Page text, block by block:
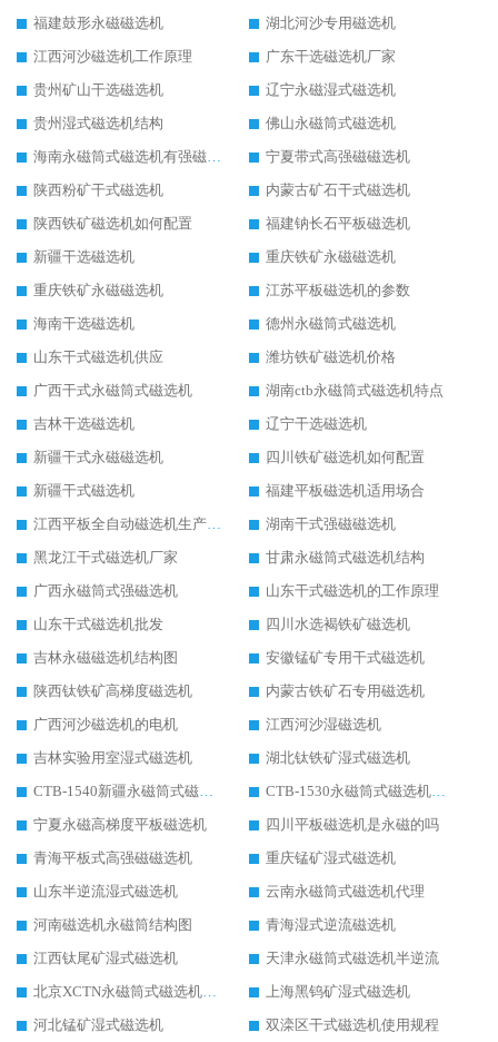
福建鼓形永磁磁选机
湖北河沙专用磁选机
江西河沙磁选机工作原理
广东干选磁选机厂家
贵州矿山干选磁选机
辽宁永磁湿式磁选机
贵州湿式磁选机结构
佛山永磁筒式磁选机
海南永磁筒式磁选机有强磁的吗
宁夏带式高强磁磁选机
陕西粉矿干式磁选机
内蒙古矿石干式磁选机
陕西铁矿磁选机如何配置
福建钠长石平板磁选机
新疆干选磁选机
重庆铁矿永磁磁选机
重庆铁矿永磁磁选机
江苏平板磁选机的参数
海南干选磁选机
德州永磁筒式磁选机
山东干式磁选机供应
潍坊铁矿磁选机价格
广西干式永磁筒式磁选机
湖南ctb永磁筒式磁选机特点
吉林干选磁选机
辽宁干选磁选机
新疆干式永磁磁选机
四川铁矿磁选机如何配置
新疆干式磁选机
福建平板磁选机适用场合
江西平板全自动磁选机生产厂家
湖南干式强磁磁选机
黑龙江干式磁选机厂家
甘肃永磁筒式磁选机结构
广西永磁筒式强磁选机
山东干式磁选机的工作原理
山东干式磁选机批发
四川水选褐铁矿磁选机
吉林永磁磁选机结构图
安徽锰矿专用干式磁选机
陕西钛铁矿高梯度磁选机
内蒙古铁矿石专用磁选机
广西河沙磁选机的电机
江西河沙湿磁选机
吉林实验用室湿式磁选机
湖北钛铁矿湿式磁选机
CTB-1540新疆永磁筒式磁选机
CTB-1530永磁筒式磁选机代理商
宁夏永磁高梯度平板磁选机
四川平板磁选机是永磁的吗
青海平板式高强磁磁选机
重庆锰矿湿式磁选机
山东半逆流湿式磁选机
云南永磁筒式磁选机代理
河南磁选机永磁筒结构图
青海湿式逆流磁选机
江西钛尾矿湿式磁选机
天津永磁筒式磁选机半逆流
北京XCTN永磁筒式磁选机磁块位置
上海黑钨矿湿式磁选机
河北锰矿湿式磁选机
双滦区干式磁选机使用规程